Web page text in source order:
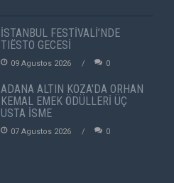
İSTANBUL FESTİVALİ’NDE
TIËSTO GECESİ
09 Agustos 2026 0
ADANA ALTIN KOZA'DA ORHAN
KEMAL EMEK ÖDÜLLERİ ÜÇ
USTA İSME
07 Agustos 2026 0